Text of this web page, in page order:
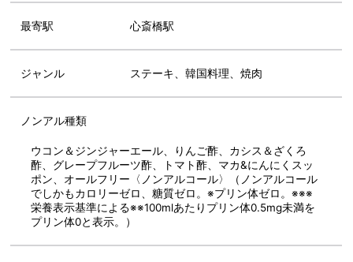
最寄駅 心斎橋駅
ジャンル ステーキ、韓国料理、焼肉
ノンアル種類
ウコン＆ジンジャーエール、りんご酢、カシス＆ざくろ
酢、グレープフルーツ酢、トマト酢、マカ&にんにくスッ
ポン、オールフリー〈ノンアルコール〉（ノンアルコール
でしかもカロリーゼロ、糖質ゼロ。※プリン体ゼロ。※※※
栄養表示基準による※※100mlあたりプリン体0.5mg未満を
プリン体0と表示。）